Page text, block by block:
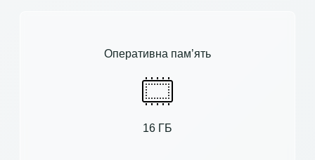
Оперативна пам’ять
16 ГБ